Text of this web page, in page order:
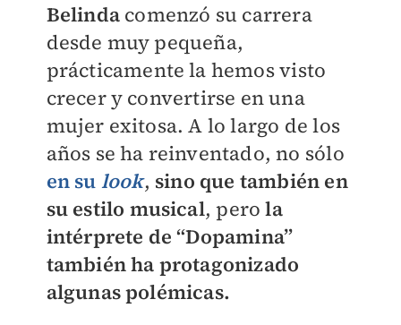
Belindacomenzó su carrera
desde muy pequeña,
prácticamente la hemos visto
crecer y convertirse en una
mujer exitosa. A lo largo de los
años se ha reinventado, no sólo
en su look, sino que también en
su estilo musical, pero la
intérprete de “Dopamina”
también ha protagonizado
algunas polémicas.